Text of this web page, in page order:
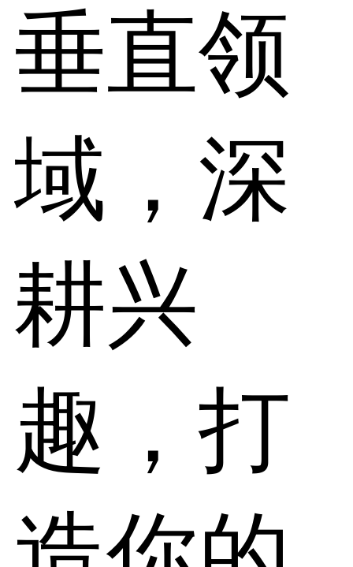
垂直领
域，深
耕兴
趣，打